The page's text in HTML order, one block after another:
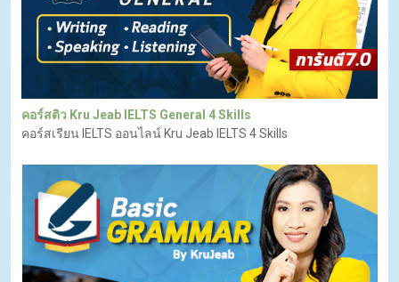
คอร์สติว Kru Jeab IELTS General 4 Skills
คอร์สเรียน IELTS ออนไลน์ Kru Jeab IELTS 4 Skills